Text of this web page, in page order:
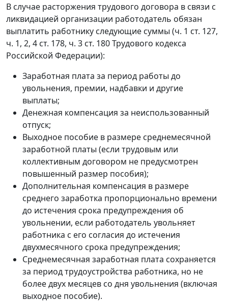
В случае расторжения трудового договора в связи с
ликвидацией организации работодатель обязан
выплатить работнику следующие суммы (ч. 1 ст. 127,
ч. 1, 2, 4 ст. 178, ч. 3 ст. 180 Трудового кодекса
Российской Федерации):
Заработная плата за период работы до
увольнения, премии, надбавки и другие
выплаты;
Денежная компенсация за неиспользованный
отпуск;
Выходное пособие в размере среднемесячной
заработной платы (если трудовым или
коллективным договором не предусмотрен
повышенный размер пособия);
Дополнительная компенсация в размере
среднего заработка пропорционально времени
до истечения срока предупреждения об
увольнении, если работодатель увольняет
работника с его согласия до истечения
двухмесячного срока предупреждения;
Среднемесячная заработная плата сохраняется
за период трудоустройства работника, но не
более двух месяцев со дня увольнения (включая
выходное пособие).